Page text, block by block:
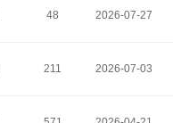
48 2026-07-27
211 2026-07-03